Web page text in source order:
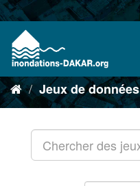
Jeux de données